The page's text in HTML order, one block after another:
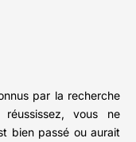
par la recherche
vous ne
bien passé ou aurait